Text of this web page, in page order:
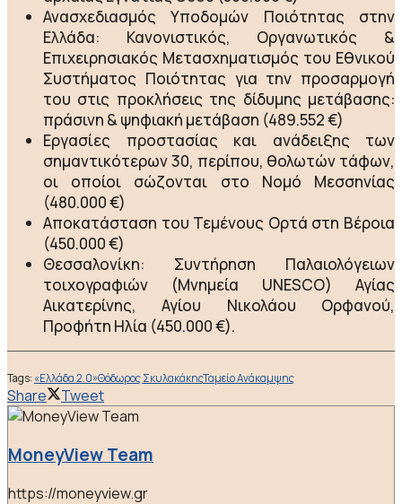
Ανασχεδιασμός Υποδομών Ποιότητας στην
Ελλάδα: Κανονιστικός, Οργανωτικός &
Επιχειρησιακός Μετασχηματισμός του Εθνικού
Συστήματος Ποιότητας για την προσαρμογή
του στις προκλήσεις της δίδυμης μετάβασης:
πράσινη & ψηφιακή μετάβαση (489.552 €)
Εργασίες προστασίας και ανάδειξης των
σημαντικότερων 30, περίπου, θολωτών τάφων,
οι οποίοι σώζονται στο Νομό Μεσσηνίας
(480.000 €)
Αποκατάσταση του Τεμένους Ορτά στη Βέροια
(450.000 €)
Θεσσαλονίκη: Συντήρηση Παλαιολόγειων
τοιχογραφιών (Μνημεία UNESCO) Αγίας
Αικατερίνης, Αγίου Νικολάου Ορφανού,
Προφήτη Ηλία (450.000 €).
Tags: «Ελλάδα 2.0»Θόδωρος ΣκυλακάκηςΤαμείο Ανάκαμψης
Share Tweet
MoneyView Team
https://moneyview.gr